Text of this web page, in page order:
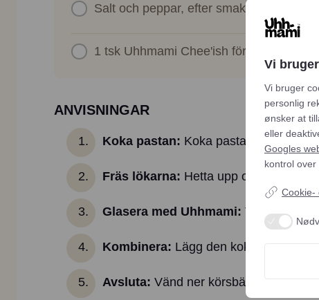
Salt och peppar, efter smak
1 tsk Uhhmami Chee'ish för
ANVISNINGAR
Koka pastan: Koka pastan i saltat
Fräs lökarna: Hetta upp olivolja i en
Glasera med Uhhmami: Tillsätt en
Kombinera: Lägg den kokta pastan i
Avsluta: Vänd ner körsbärstomaterna
Vi
Vi bruger
personlig
ønsker at
eller
Googles
kontrol over
Cookie-